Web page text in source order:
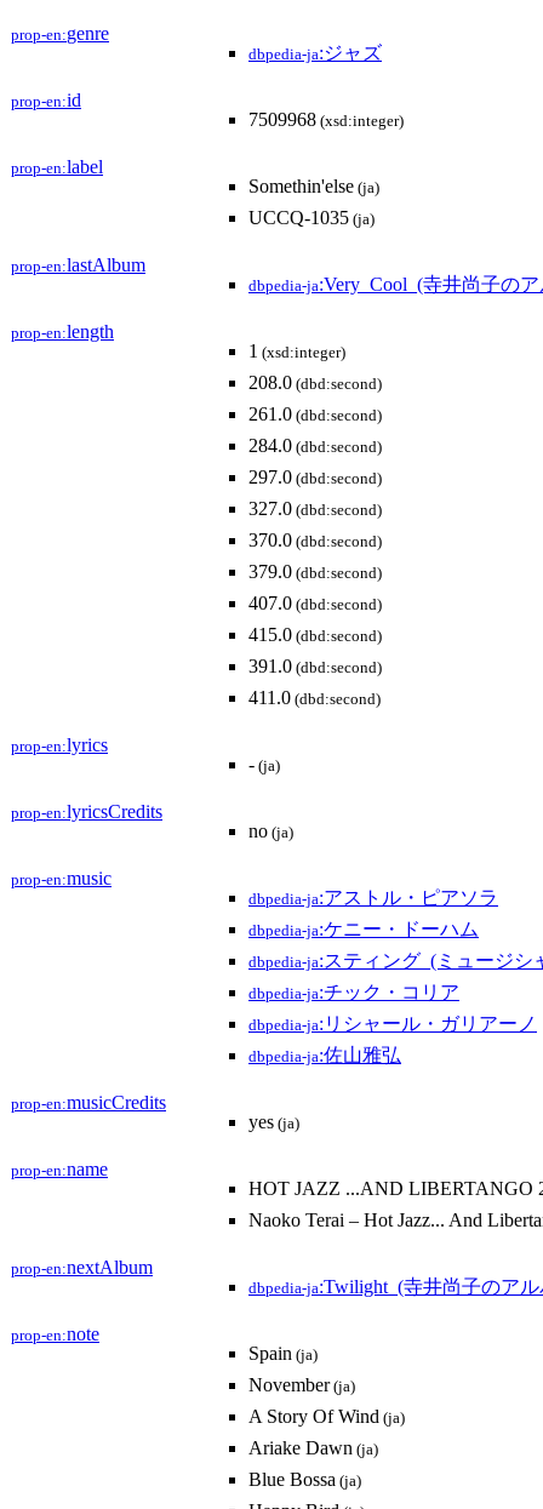
prop-en:genre
dbpedia-ja:ジャズ
prop-en:id
7509968 (xsd:integer)
prop-en:label
Somethin'else (ja)
UCCQ-1035 (ja)
prop-en:lastAlbum
dbpedia-ja:Very_Cool_(寺井尚子の
prop-en:length
1 (xsd:integer)
208.0 (dbd:second)
261.0 (dbd:second)
284.0 (dbd:second)
297.0 (dbd:second)
327.0 (dbd:second)
370.0 (dbd:second)
379.0 (dbd:second)
407.0 (dbd:second)
415.0 (dbd:second)
391.0 (dbd:second)
411.0 (dbd:second)
prop-en:lyrics
- (ja)
prop-en:lyricsCredits
no (ja)
prop-en:music
dbpedia-ja:アストル・ピアソラ
dbpedia-ja:ケニー・ドーハム
dbpedia-ja:スティング_(ミュージシ
dbpedia-ja:チック・コリア
dbpedia-ja:リシャール・ガリアーノ
dbpedia-ja:佐山雅弘
prop-en:musicCredits
yes (ja)
prop-en:name
HOT JAZZ ...AND LIBERTANGO
Naoko Terai – Hot Jazz... And
prop-en:nextAlbum
dbpedia-ja:Twilight_(寺井尚子のア
prop-en:note
Spain (ja)
November(ja)
A Story Of Wind (ja)
Ariake Dawn (ja)
Blue Bossa (ja)